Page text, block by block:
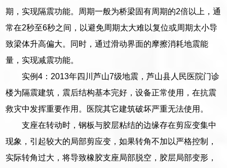
期，实现隔震功能。周期一般为桥梁固有周期的2倍以上，通
常在2秒至6秒之间，以避免周期太大难以复位或周期太小导
致梁体升高偏大。同时，通过滑动界面的摩擦消耗地震能
量，实现减震功能。
实例4：2013年四川芦山7级地震，芦山县人民医院门诊
楼为隔震建筑，震后结构基本完好，设备正常使用，在抗震
救灾中发挥重要作用。医院其它建筑破坏严重无法使用。
支座在转动时，钢板与胶层粘结的边缘存在剪应变集中
现象，引起较大的局部剪应变，如果转角不加以严格控制，
实际转角过大，将导致橡胶支座局部脱空，胶层局部变形，